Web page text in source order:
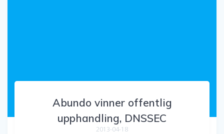
Abundo vinner offentlig
upphandling, DNSSEC
2013-04-18